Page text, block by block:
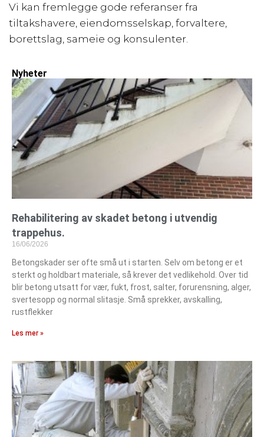
Vi kan fremlegge gode referanser fra
tiltakshavere, eiendomsselskap, forvaltere,
borettslag, sameie og konsulenter.
Nyheter
Rehabilitering av skadet betong i utvendig
trappehus.
16/06/2026
Betongskader ser ofte små ut i starten. Selv om betong er et
sterkt og holdbart materiale, så krever det vedlikehold. Over tid
blir betong utsatt for vær, fukt, frost, salter, forurensning, alger,
svertesopp og normal slitasje. Små sprekker, avskalling,
rustflekker
Les mer »